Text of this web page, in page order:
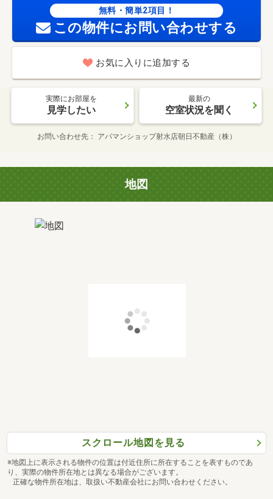
無料・簡単2項目！
この物件にお問い合わせする
お気に入りに追加する
実際にお部屋を
見学したい
最新の
空室状況を聞く
お問い合わせ先 アパマンショップ射水店朝日不動産（株）
地図
スクロール地図を見る
※地図上に表示される物件の位置は付近住所に所在することを表すものであ
り、実際の物件所在地とは異なる場合がございます。
正確な物件所在地は、取扱い不動産会社にお問い合わせください。